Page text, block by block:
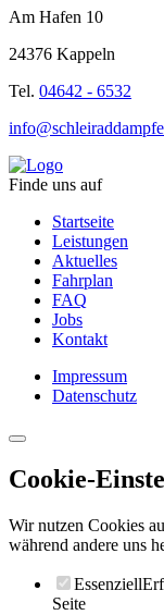
Am Hafen 10
24376 Kappeln
Tel. 04642 - 6532
Finde uns auf
Startseite
Leistungen
Aktuelles
Fahrplan
FAQ
Jobs
Kontakt
Impressum
Datenschutz
Cookie-
Wir nutzen Cookies
während andere uns
Essenziell
Seite